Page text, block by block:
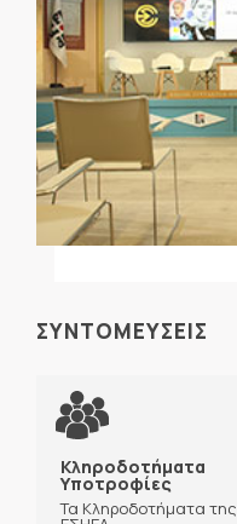
ΣΥΝΤΟΜΕΥΣΕΙΣ
Κληροδοτήματα
Υποτροφίες
Τα Κληροδοτήματα της